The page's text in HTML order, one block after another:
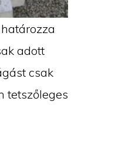
adott
csak
tetszőleges